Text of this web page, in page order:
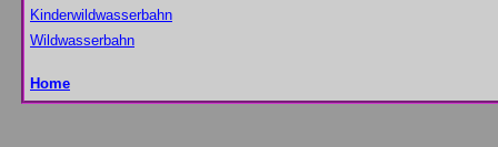
Kinderwildwasserbahn
Wildwasserbahn
Home